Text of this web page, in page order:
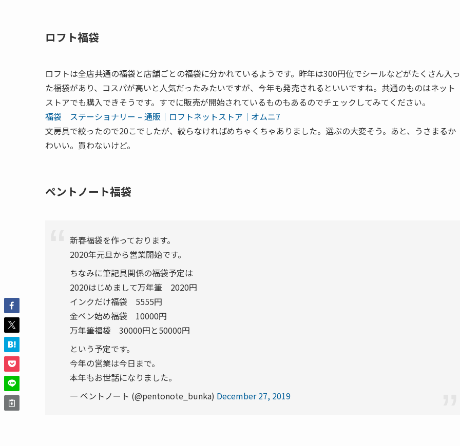
ロフト福袋
ロフトは全店共通の福袋と店舗ごとの福袋に分かれているようです。昨年は300円位でシールなどがたくさん入っ
た福袋があり、コスパが高いと人気だったみたいですが、今年も発売されるといいですね。共通のものはネット
ストアでも購入できそうです。すでに販売が開始されているものもあるのでチェックしてみてください。
福袋 ステーショナリー – 通販｜ロフトネットストア｜オムニ7
文房具で絞ったので20こでしたが、絞らなければめちゃくちゃありました。選ぶの大変そう。あと、うさまるか
わいい。買わないけど。
ペントノート福袋
新春福袋を作っております。
2020年元旦から営業開始です。
ちなみに筆記具関係の福袋予定は
2020はじめまして万年筆 2020円
インクだけ福袋 5555円
金ペン始め福袋 10000円
万年筆福袋 30000円と50000円
という予定です。
今年の営業は今日まで。
本年もお世話になりました。
— ペントノート (@pentonote_bunka) December 27, 2019